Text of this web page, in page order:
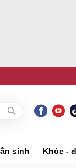
sinh Khỏe -